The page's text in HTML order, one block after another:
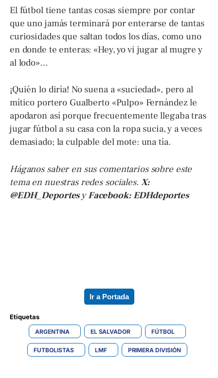
El fútbol tiene tantas cosas siempre por contar
que uno jamás terminará por enterarse de tantas
curiosidades que saltan todos los días, como uno
en donde te enteras: «Hey, yo vi jugar al mugre y
al lodo»…
¡Quién lo diría! No suena a «suciedad», pero al
mítico portero Gualberto «Pulpo» Fernández le
apodaron así porque frecuentemente llegaba tras
jugar fútbol a su casa con la ropa sucia, y a veces
demasiado; la culpable del mote: una tía.
Háganos saber en sus comentarios sobre este
tema en nuestras redes sociales. X:
@EDH_DeportesyFacebook: EDHdeportes
Ir a Portada
Etiquetas
ARGENTINA EL SALVADOR FÚTBOL
FUTBOLISTAS LMF PRIMERA DIVISIÓN